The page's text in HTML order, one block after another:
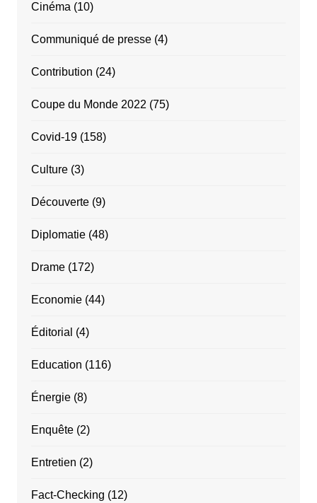
Cinéma (10)
Communiqué de presse(4)
Contribution (24)
Coupe du Monde 2022 (75)
Covid-19(158)
Culture(3)
Découverte(9)
Diplomatie(48)
Drame(172)
Economie(44)
Éditorial (4)
Education (116)
Énergie(8)
Enquête(2)
Entretien (2)
Fact-Checking (12)